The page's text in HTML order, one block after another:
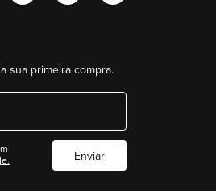
sua primeira compra.
Enviar